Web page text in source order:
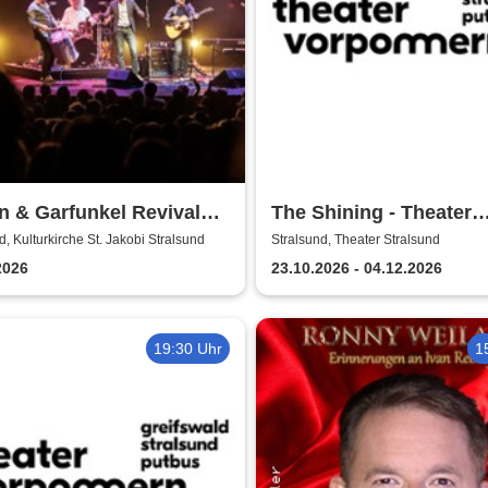
& Garfunkel Revival
Kulturkirche St. Jakobi Stralsund
The Shining - Theater
Vorpommern
Stralsund, Theater Stralsund
23.10.2026 - 04.12.2026
19:30 Uhr